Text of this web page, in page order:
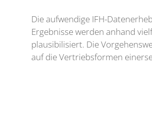
Die aufwendige IFH-
Ergebnisse werden anhand
plausibilisiert. Die
auf die Vertriebsformen